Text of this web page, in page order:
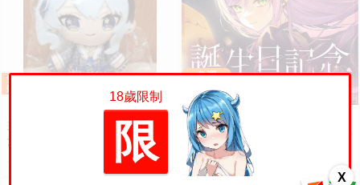
X
現貨 Hololive 星街彗星 誕生日&
活動6周年記念 小娃娃 玩偶 布偶
吊飾 星街すいせい おでかけすい
免運
預購 【卡A嚕日貨小舖】(預購) 2
027年4月 Hololive 常闇トワ 誕生
日記念2026
售價 4690
18歲限制
限